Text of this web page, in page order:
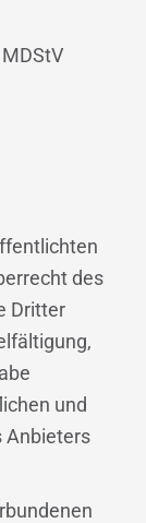
des
Dritter
und
Anbieters